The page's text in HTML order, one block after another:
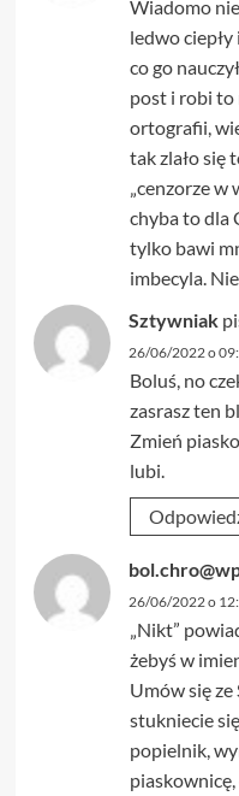
Wiadomo
ledwo
co go
post i robi to
ortografii,
tak zlało się
„cenzorze w
chyba to dla
tylko bawi
imbecyla.
Sztywniak
26/06/2022 o
Boluś, no
zasrasz ten
Zmień
lubi.
26/06/2022 o
„Nikt”
żebyś w
Umów się ze
stukniecie
popielnik,